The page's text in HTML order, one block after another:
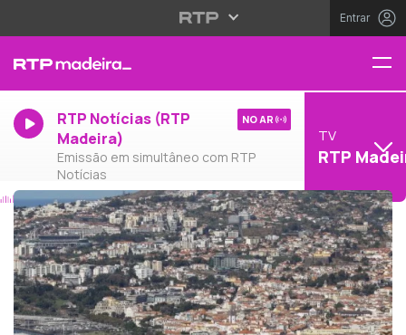
Entrar
RTP Notícias (RTP
Madeira)
Emissão em simultâneo com RTP
Notícias
NO AR
TV
RTP